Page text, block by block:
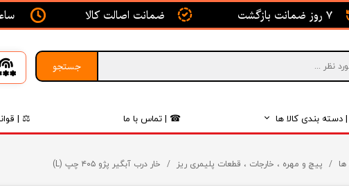
جستجو
دسته بندی کالا ها
موتور و اگزوز
☎ | تماس با ما ⚖ |
7 روز ضمانت بازگشت ضمانت اصالت کالا
پیچ و مهره ، خارجات ، قطعات پلیمری ریز خار درب آبگیر پژو ۴۰۵ چپ (L)